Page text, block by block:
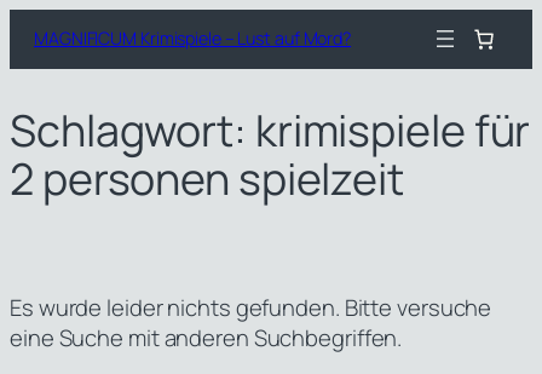
Inhalt
MAGNIFICUM Krimispiele – Lust auf Mord?
Schlagwort: krimispiele für
2 personen spielzeit
Es wurde leider nichts gefunden. Bitte versuche
eine Suche mit anderen Suchbegriffen.